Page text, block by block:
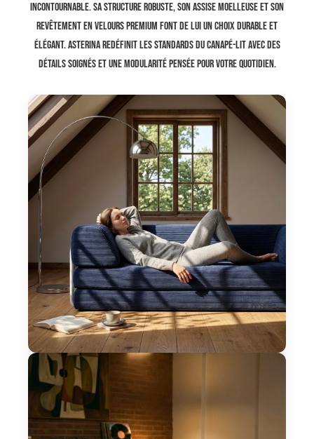
incontournable. Sa structure robuste, son assise moelleuse et son
revêtement en velours premium font de lui un choix durable et
élégant. Asterina redéfinit les standards du canapé-lit avec des
détails soignés et une modularité pensée pour votre quotidien.